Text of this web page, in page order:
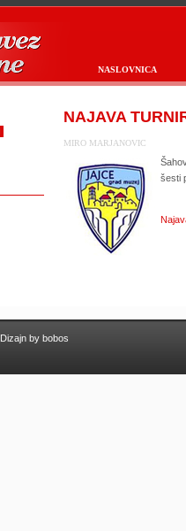
NASLOVNICA
NAJAVA
MIRO MARJANOVIC
šesti
Dizajn by bobos